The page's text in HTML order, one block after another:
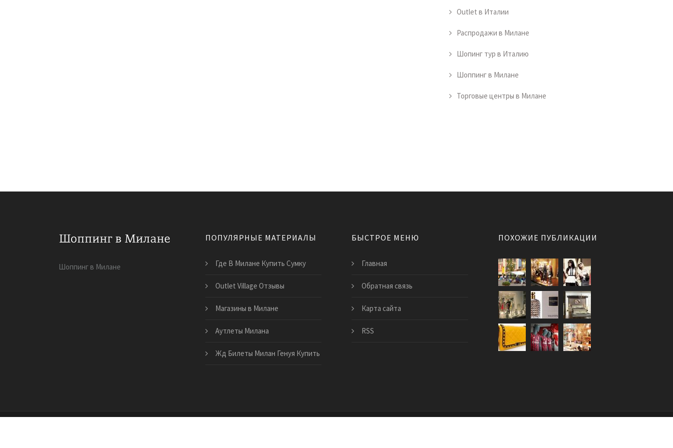
Outlet в Италии
Распродажи в Милане
Шопинг тур в Италию
Шоппинг в Милане
Торговые центры в Милане
Шоппинг в Милане
ПОПУЛЯРНЫЕ МАТЕРИАЛЫ
Где В Милане Купить Сумку
Outlet Village Отзывы
Магазины в Милане
Аутлеты Милана
Жд Билеты Милан Генуя Купить
БЫСТРОЕ МЕНЮ
Главная
Обратная связь
Карта сайта
RSS
ПОХОЖИЕ ПУБЛИКАЦИИ